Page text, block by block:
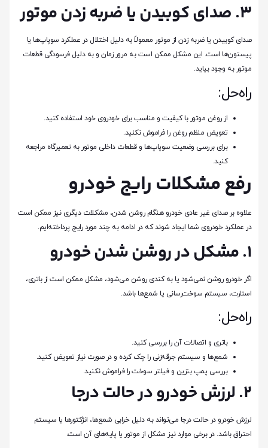
3. صدای کوبیدن یا ضربه زدن موتور
صدای کوبیدن یا ضربه زدن از موتور معمولاً به دلیل اختلال در عملکرد سوپاپ‌ها یا
پیستون‌ها است. این مشکل ممکن است به مرور زمان و به دلیل فرسودگی قطعات
موتور به وجود بیاید.
راه‌حل:
از روغن موتور با کیفیت و مناسب برای خودروی خود استفاده کنید.
تعویض منظم روغن را فراموش نکنید.
برای بررسی وضعیت سوپاپ‌ها و قطعات داخلی موتور به تعمیرگاه مراجعه
کنید.
رفع مشکلات رایج خودرو
علاوه بر صدای غیر عادی خودرو هنگام روشن شدن، مشکلات دیگری نیز ممکن است
در عملکرد خودروی شما ایجاد شوند که در ادامه به چند مورد رایج پرداخته‌ایم.
1. مشکل در روشن شدن خودرو
اگر خودرو روشن نمی‌شود یا به کندی روشن می‌شود، مشکل ممکن است از باتری،
استارت، سیستم سوخت‌رسانی یا شمع‌ها باشد.
راه‌حل:
باتری و اتصالات آن را بررسی کنید.
شمع‌ها و سیستم جرقه‌زنی را چک کرده و در صورت نیاز تعویض کنید.
بررسی پمپ بنزین و فیلتر سوخت را فراموش نکنید.
2. لرزش خودرو در حالت درجا
لرزش خودرو در حالت درجا می‌تواند به دلیل خرابی شمع‌ها، انژکتورها یا سیستم
احتراق باشد. در برخی موارد نیز مشکل از موتور یا پایه‌های آن است.